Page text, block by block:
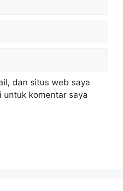
dan situs web saya
untuk komentar saya